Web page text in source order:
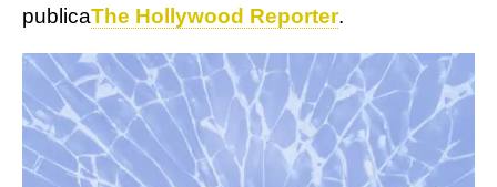
publicaThe Hollywood Reporter.